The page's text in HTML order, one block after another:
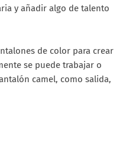
y añadir algo de talento
de color para crear
se puede trabajar o
camel, como salida,